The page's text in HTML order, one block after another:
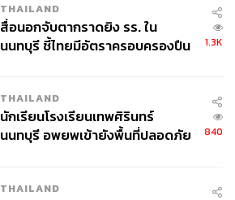
THAILAND
สื่อนอกจับตากราดยิง รร. ใน
นนทบุรี ชี้ไทยมีอัตราครอบครองปืน
1.3K
THAILAND
นักเรียนโรงเรียนเทพศิรินทร์
นนทบุรี อพยพเข้ายังพื้นที่ปลอดภัย
840
THAILAND